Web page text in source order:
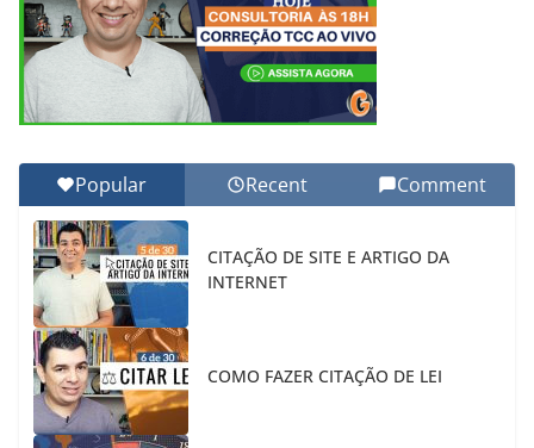
Popular Recent Comment
CITAÇÃO DE SITE E ARTIGO DA
INTERNET
COMO FAZER CITAÇÃO DE LEI